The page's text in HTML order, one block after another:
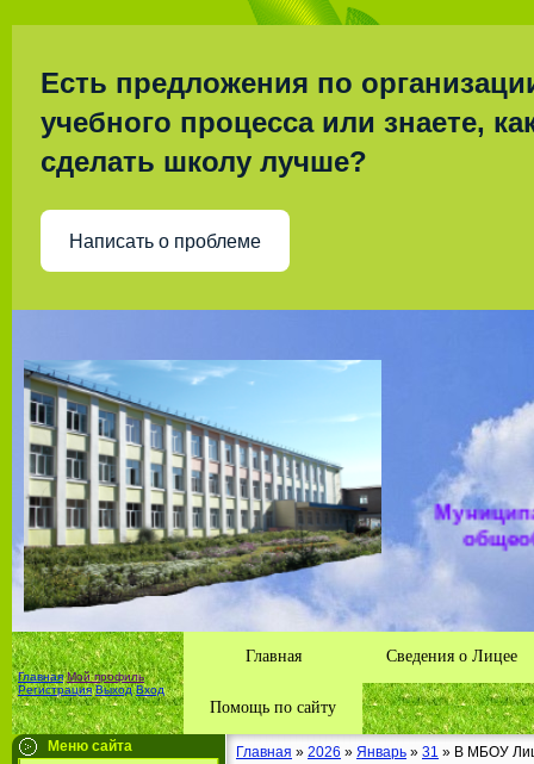
Есть предложения по
учебного процесса или знаете,
сделать школу лучше?
Написать о проблеме
Главная Мой профиль
Регистрация Выход Вход
Главная Сведения о Лицее
Помощь по сайту
Меню сайта
Главная » 2026 » Январь » 31 » В МБОУ